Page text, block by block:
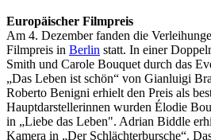
Europäischer Filmpreis
Am 4. Dezember fanden die
Filmpreis in Berlin statt. In einer
Smith und Carole Bouquet durch das
„Das Leben ist schön“ von Gianluigi
Roberto Benigni erhielt den Preis als
Hauptdarstellerinnen wurden Élodie
in „Liebe das Leben". Adrian Biddle
Kamera in „Der Schlächterbursche“.